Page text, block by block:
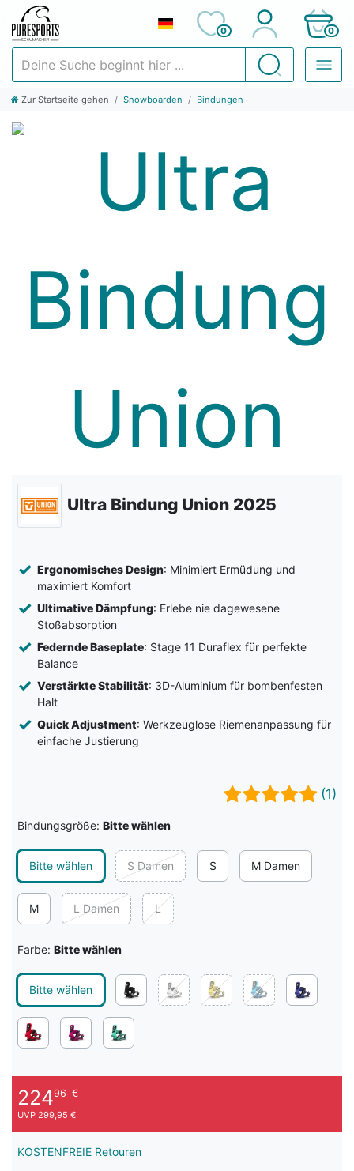
Suchen
0 0
Zur Startseite gehen Snowboarden Bindungen
Ultra Bindung Union 2025
Ergonomisches Design: Minimiert Ermüdung und
maximiert Komfort
Ultimative Dämpfung: Erlebe nie dagewesene
Stoßabsorption
Federnde Baseplate: Stage 11 Duraflex für perfekte
Balance
Verstärkte Stabilität: 3D-Aluminium für bombenfesten
Halt
Quick Adjustment: Werkzeuglose Riemenanpassung für
einfache Justierung
(1)
Bindungsgröße: Bitte wählen
Bitte wählen S Damen S M Damen
M L Damen L
Farbe: Bitte wählen
Bitte wählen
22496 €
UVP 299,95 €
KOSTENFREIE Retouren